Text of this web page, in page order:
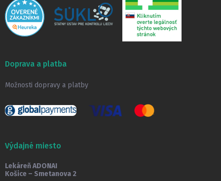
Doprava a platba
Možnosti dopravy a platby
Výdajné miesto
Lekáreň ADONAI
Košice – Smetanova 2